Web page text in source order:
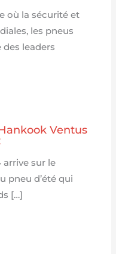
où la sécurité et
les pneus
leaders
Ventus
arrive sur le
pneu d’été qui
[…]